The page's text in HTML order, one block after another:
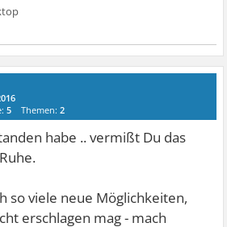
5 Themen:2
habe .. vermißt Du das
so viele neue Möglichkeiten,
erschlagen mag - mach